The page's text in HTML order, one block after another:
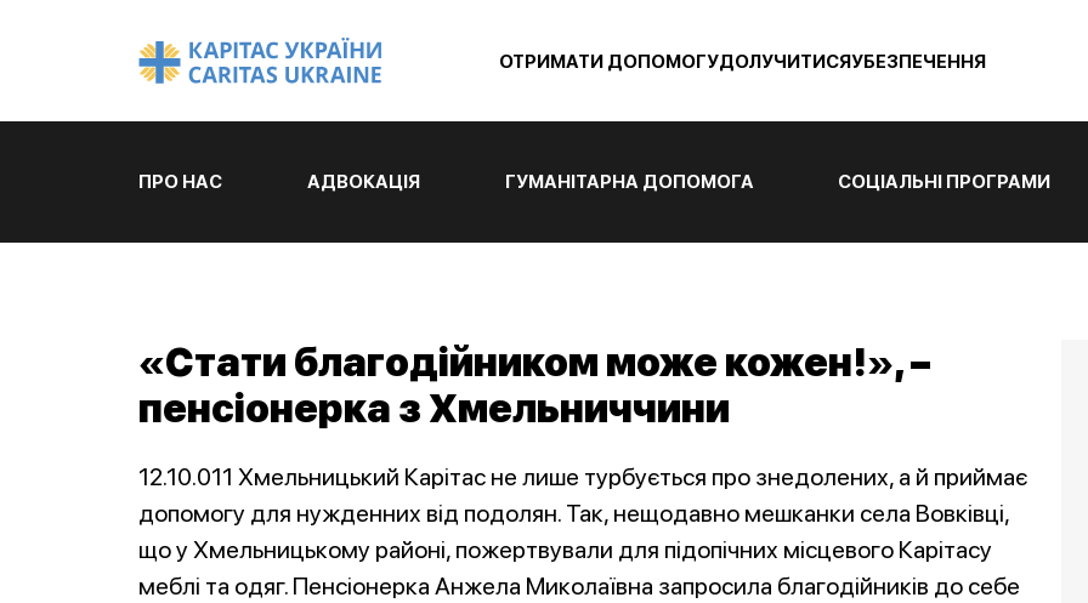
ОТРИМАТИ ДОПОМОГУДОЛУЧИТИСЯУБЕЗПЕЧЕННЯ
ПРО НАС АДВОКАЦІЯ ГУМАНІТАРНА ДОПОМОГА СОЦІАЛЬНІ ПРОГРАМИ
«Стати благодійником може кожен!», –
пенсіонерка з Хмельниччини
12.10.011 Хмельницький Карітас не лише турбується про знедолених, а й приймає
допомогу для нужденних від подолян. Так, нещодавно мешканки села Вовківці,
що у Хмельницькому районі, пожертвували для підопічних місцевого Карітасу
меблі та одяг. Пенсіонерка Анжела Миколаївна запросила благодійників до себе